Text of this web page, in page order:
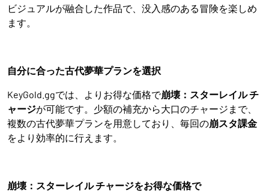
ビジュアルが融合した作品で、没入感のある冒険を楽しめ
ます。
自分に合った古代夢華プランを選択
KeyGold.ggでは、よりお得な価格で崩壊：スターレイル チ
ャージが可能です。少額の補充から大口のチャージまで、
複数の古代夢華プランを用意しており、毎回の崩スタ課金
をより効率的に行えます。
崩壊：スターレイル チャージをお得な価格で